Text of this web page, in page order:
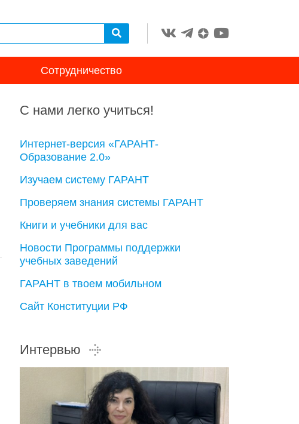
Сотрудничество
С нами легко учиться!
Интернет-версия «ГАРАНТ-
Образование 2.0»
Изучаем систему ГАРАНТ
Проверяем знания системы ГАРАНТ
Книги и учебники для вас
Новости Программы поддержки
учебных заведений
ГАРАНТ в твоем мобильном
Сайт Конституции РФ
Интервью